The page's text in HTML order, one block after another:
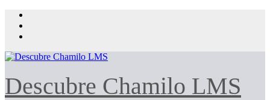
Saltar
contenido
Descubre Chamilo LMS